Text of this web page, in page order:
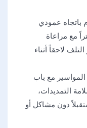
باتجاه عمودي
مع مراعاة
لاحقاً أثناء
المواسير مع باب
التمديدات،
دون مشاكل أو